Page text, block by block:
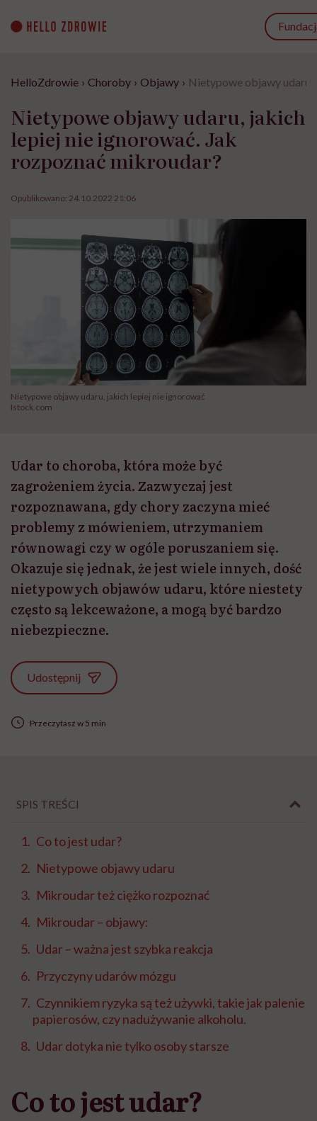
content
HelloZdrowie › Choroby › Objawy › Nietypowe objawy udaru,
Nietypowe objawy udaru, jakich
lepiej nie ignorować. Jak
rozpoznać mikroudar?
Opublikowano: 24.10.2022 21:06
Nietypowe objawy udaru, jakich lepiej nie ignorować
Istock.com
Udar to choroba, która może być
zagrożeniem życia. Zazwyczaj jest
rozpoznawana, gdy chory zaczyna mieć
problemy z mówieniem, utrzymaniem
równowagi czy w ogóle poruszaniem się.
Okazuje się jednak, że jest wiele innych, dość
nietypowych objawów udaru, które niestety
często są lekceważone, a mogą być bardzo
niebezpieczne.
Udostępnij
Przeczytasz w 5 min
SPIS TREŚCI
Co to jest udar?
Nietypowe objawy udaru
Mikroudar też ciężko rozpoznać
Mikroudar – objawy:
Udar – ważna jest szybka reakcja
Przyczyny udarów mózgu
Czynnikiem ryzyka są też używki, takie jak palenie
papierosów, czy nadużywanie alkoholu.
Udar dotyka nie tylko osoby starsze
Co to jest udar?